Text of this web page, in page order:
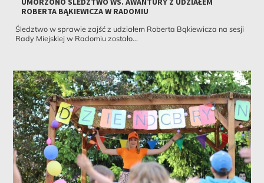
ROBERTA BĄKIEWICZA W RADOMIU
Śledztwo w sprawie zajść z udziałem Roberta Bąkiewicza na sesji
Rady Miejskiej w Radomiu zostało...